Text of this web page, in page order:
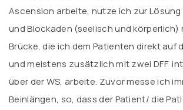
Ascension arbeite, nutze ich zur
und Blockaden (seelisch und körperlich)
Brücke, die ich dem Patienten direkt auf
und meistens zusätzlich mit zwei DFF
über der WS, arbeite. Zuvor messe ich
Beinlängen, so, dass der Patient/ die